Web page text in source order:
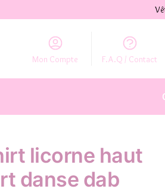
Mon Compte F.A.Q / Contact
licorne haut
danse dab